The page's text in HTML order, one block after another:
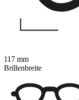
117 mm
Brillenbreite